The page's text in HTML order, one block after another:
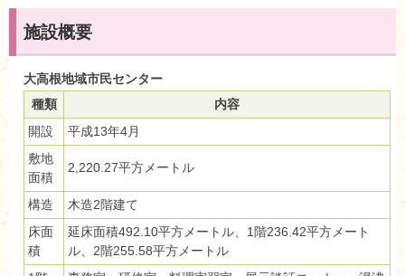
施設概要
大高根地域市民センター
種類
内容
開設
平成13年4月
敷地
面積
2,220.27平方メートル
構造
木造2階建て
床面
積
延床面積492.10平方メートル、1階236.42平方メート
ル、2階255.58平方メートル